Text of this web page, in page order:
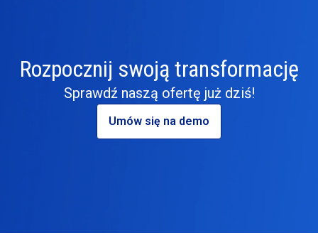
Rozpocznij swoją transformację
Sprawdź naszą ofertę już dziś!
Umów się na demo